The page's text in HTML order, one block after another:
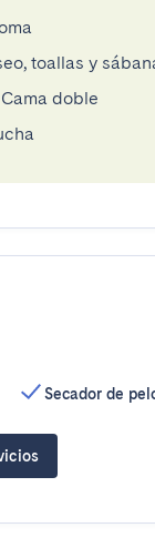
toallas y
Cama doble
Secador de